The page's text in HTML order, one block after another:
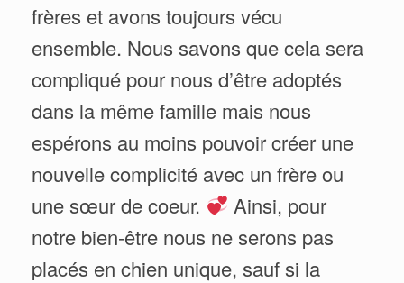
frères et avons toujours vécu
ensemble. Nous savons que cela sera
compliqué pour nous d’être adoptés
dans la même famille mais nous
espérons au moins pouvoir créer une
nouvelle complicité avec un frère ou
une sœur de coeur.
Ainsi, pour
notre bien-être nous ne serons pas
placés en chien unique, sauf si la